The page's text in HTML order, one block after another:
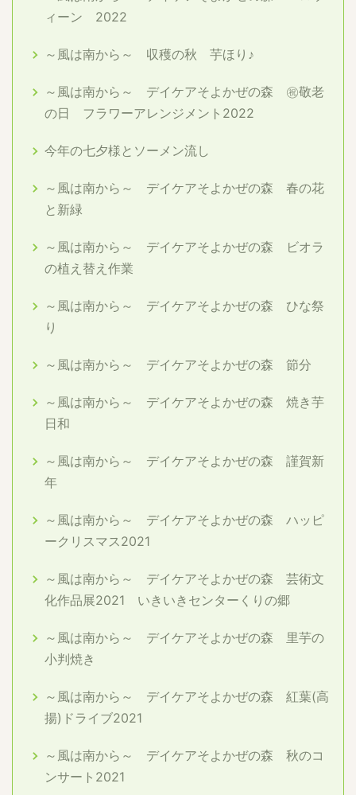
ィーン 2022
～風は南から～ 収穫の秋 芋ほり♪
～風は南から～ デイケアそよかぜの森 ㊗敬老
の日 フラワーアレンジメント2022
今年の七夕様とソーメン流し
～風は南から～ デイケアそよかぜの森 春の花
と新緑
～風は南から～ デイケアそよかぜの森 ビオラ
の植え替え作業
～風は南から～ デイケアそよかぜの森 ひな祭
り
～風は南から～ デイケアそよかぜの森 節分
～風は南から～ デイケアそよかぜの森 焼き芋
日和
～風は南から～ デイケアそよかぜの森 謹賀新
年
～風は南から～ デイケアそよかぜの森 ハッピ
ークリスマス2021
～風は南から～ デイケアそよかぜの森 芸術文
化作品展2021 いきいきセンターくりの郷
～風は南から～ デイケアそよかぜの森 里芋の
小判焼き
～風は南から～ デイケアそよかぜの森 紅葉(高
揚)ドライブ2021
～風は南から～ デイケアそよかぜの森 秋のコ
ンサート2021